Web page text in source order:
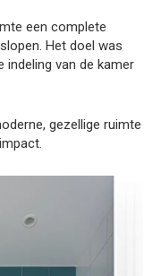
een complete
Het doel was
van de kamer
gezellige ruimte